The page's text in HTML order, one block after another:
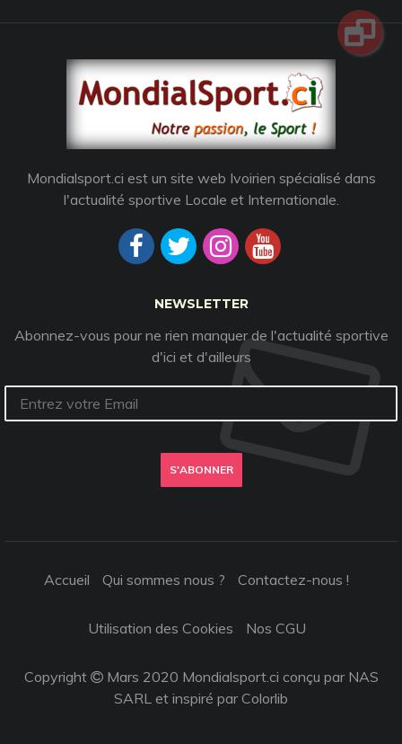
Mondialsport.ci est un site web Ivoirien spécialisé dans
l'actualité sportive Locale et Internationale.
NEWSLETTER
Abonnez-vous pour ne rien manquer de l'actualité sportive
d'ici et d'ailleurs
S'ABONNER
Accueil Qui sommes nous ? Contactez-nous !
Utilisation des Cookies Nos CGU
Copyright
Mars 2020 Mondialsport.ci conçu par NAS
SARL et inspiré parColorlib